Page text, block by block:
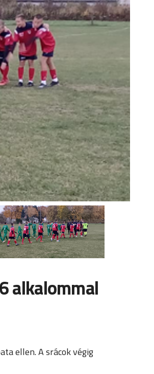
alkalommal
ellen. A srácok végig